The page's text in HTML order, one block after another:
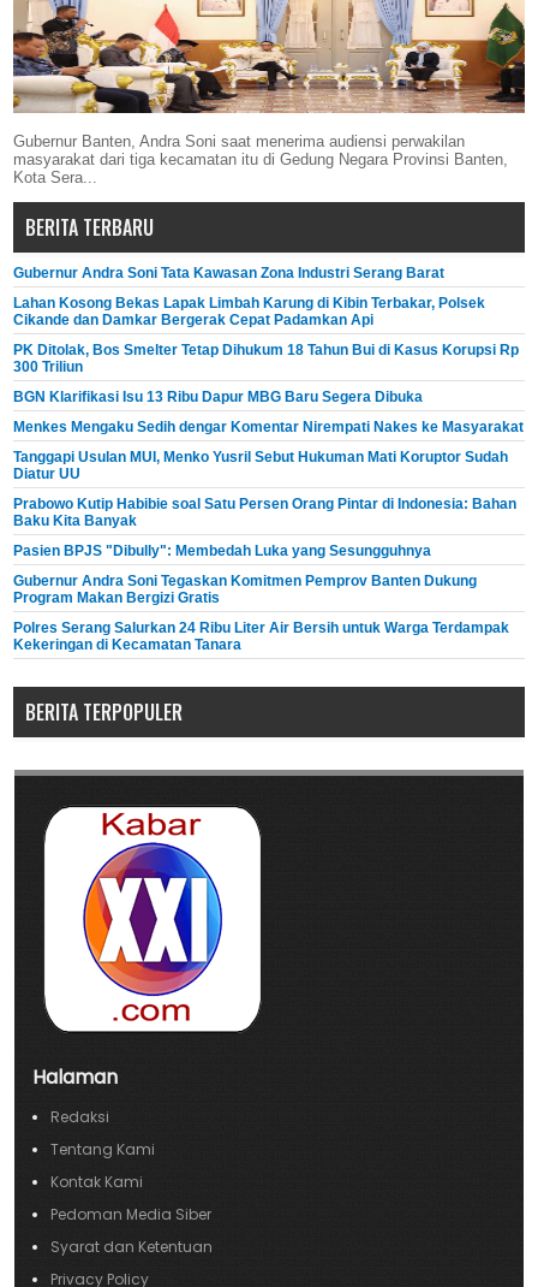
Gubernur Banten, Andra Soni saat menerima audiensi perwakilan
masyarakat dari tiga kecamatan itu di Gedung Negara Provinsi Banten,
Kota Sera...
BERITA TERBARU
Gubernur Andra Soni Tata Kawasan Zona Industri Serang Barat
Lahan Kosong Bekas Lapak Limbah Karung di Kibin Terbakar, Polsek
Cikande dan Damkar Bergerak Cepat Padamkan Api
PK Ditolak, Bos Smelter Tetap Dihukum 18 Tahun Bui di Kasus Korupsi Rp
300 Triliun
BGN Klarifikasi Isu 13 Ribu Dapur MBG Baru Segera Dibuka
Menkes Mengaku Sedih dengar Komentar Nirempati Nakes ke Masyarakat
Tanggapi Usulan MUI, Menko Yusril Sebut Hukuman Mati Koruptor Sudah
Diatur UU
Prabowo Kutip Habibie soal Satu Persen Orang Pintar di Indonesia: Bahan
Baku Kita Banyak
Pasien BPJS "Dibully": Membedah Luka yang Sesungguhnya
Gubernur Andra Soni Tegaskan Komitmen Pemprov Banten Dukung
Program Makan Bergizi Gratis
Polres Serang Salurkan 24 Ribu Liter Air Bersih untuk Warga Terdampak
Kekeringan di Kecamatan Tanara
BERITA TERPOPULER
Halaman
Redaksi
Tentang Kami
Kontak Kami
Pedoman Media Siber
Syarat dan Ketentuan
Privacy Policy